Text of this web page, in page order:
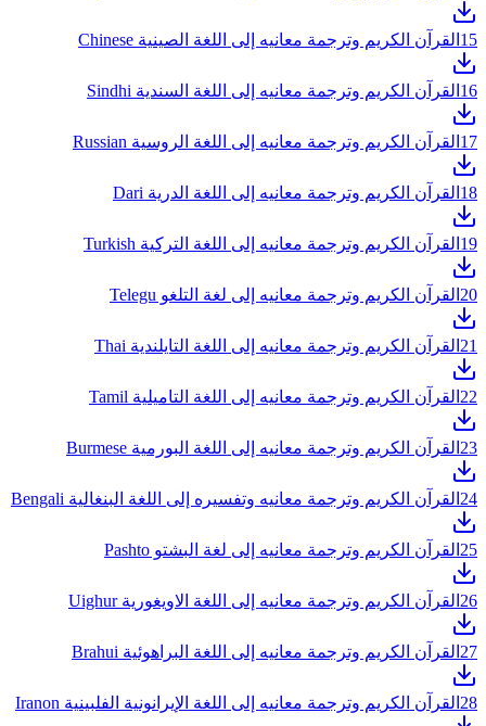
15 القرآن الكريم وترجمة معانيه إلى اللغة الصينية Chinese
16 القرآن الكريم وترجمة معانيه إلى اللغة السندية Sindhi
17 القرآن الكريم وترجمة معانيه إلى اللغة الروسية Russian
18 القرآن الكريم وترجمة معانيه إلى اللغة الدرية Dari
19 القرآن الكريم وترجمة معانيه إلى اللغة التركية Turkish
20 القرآن الكريم وترجمة معانيه إلى لغة التلغو Telegu
21 القرآن الكريم وترجمة معانيه إلى اللغة التايلندية Thai
22 القرآن الكريم وترجمة معانيه إلى اللغة التاميلية Tamil
23 القرآن الكريم وترجمة معانيه إلى اللغة البورمية Burmese
24 القرآن الكريم وترجمة معانيه وتفسيره إلى اللغة البنغالية Bengali
25 القرآن الكريم وترجمة معانيه إلى لغة البشتو Pashto
26 القرآن الكريم وترجمة معانيه إلى اللغة الاويغورية Uighur
27 القرآن الكريم وترجمة معانيه إلى اللغة البراهوئية Brahui
28 القرآن الكريم وترجمة معانيه إلى اللغة الإيرانونية الفلبينية Iranon